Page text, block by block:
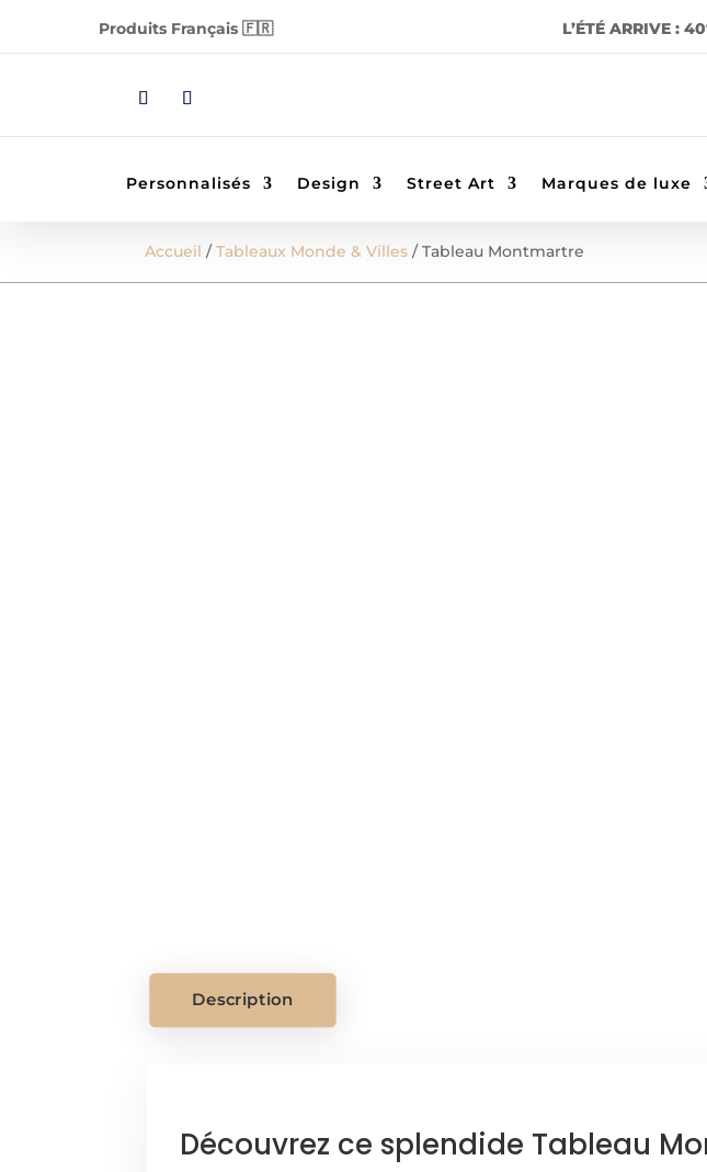
Produits Français 🇫🇷 L’ÉTÉ ARRIVE :
Personnalisés Design Street Art Marques de luxe
Accueil /Tableaux Monde & Villes / Tableau Montmartre
Description
Découvrez ce splendide Tableau